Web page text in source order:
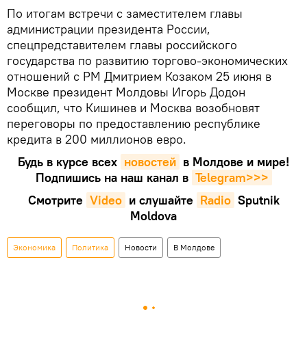
По итогам встречи с заместителем главы
администрации президента России,
спецпредставителем главы российского
государства по развитию торгово-экономических
отношений с РМ Дмитрием Козаком 25 июня в
Москве президент Молдовы Игорь Додон
сообщил, что Кишинев и Москва возобновят
переговоры по предоставлению республике
кредита в 200 миллионов евро.
Будь в курсе всех новостей в Молдове и мире!
Подпишись на наш канал в Telegram>>>
Смотрите Video и слушайте Radio Sputnik
Moldova
Экономика Политика Новости В Молдове